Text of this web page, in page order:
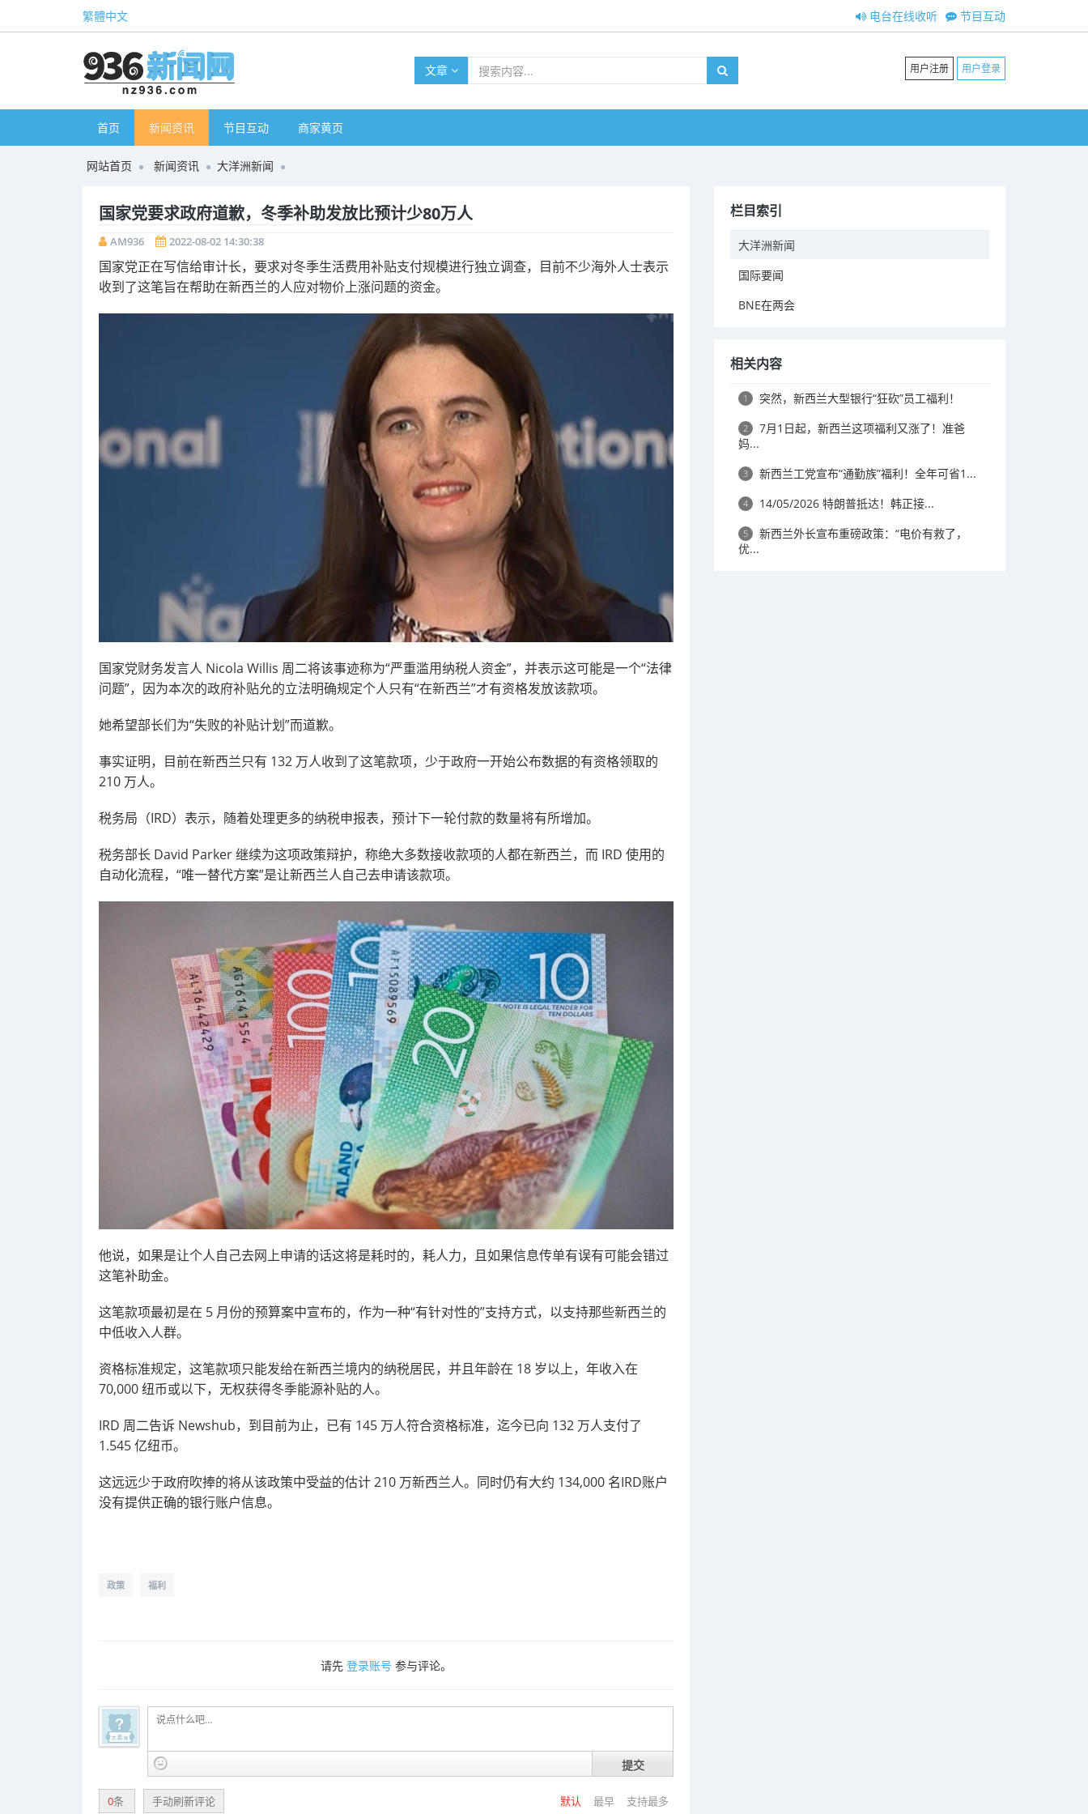
繁體中文 节目互动
电台在线收听
文章 用户注册 用户登录
首页 新闻资讯 节目互动 商家黄页
网站首页 新闻资讯 大洋洲新闻
国家党要求政府道歉，冬季补助发放比预计少80万人
AM936 2022-08-02 14:30:38
国家党正在写信给审计长，要求对冬季生活费用补贴支付规模进行独立调查，目前不少海外人士表示
收到了这笔旨在帮助在新西兰的人应对物价上涨问题的资金。
国家党财务发言人 Nicola Willis 周二将该事迹称为“严重滥用纳税人资金”，并表示这可能是一个“法律
问题”，因为本次的政府补贴允的立法明确规定个人只有“在新西兰”才有资格发放该款项。
她希望部长们为“失败的补贴计划”而道歉。
事实证明，目前在新西兰只有 132 万人收到了这笔款项，少于政府一开始公布数据的有资格领取的
210 万人。
税务局（IRD）表示，随着处理更多的纳税申报表，预计下一轮付款的数量将有所增加。
税务部长 David Parker 继续为这项政策辩护，称绝大多数接收款项的人都在新西兰，而 IRD 使用的
自动化流程，“唯一替代方案”是让新西兰人自己去申请该款项。
他说，如果是让个人自己去网上申请的话这将是耗时的，耗人力，且如果信息传单有误有可能会错过
这笔补助金。
这笔款项最初是在 5 月份的预算案中宣布的， 作为一种“有针对性的”支持方式，以支持那些新西兰的
中低收入人群。
资格标准规定，这笔款项只能发给在新西兰境内的纳税居民，并且年龄在 18 岁以上，年收入在
70,000 纽币或以下，无权获得冬季能源补贴的人。
IRD 周二告诉 Newshub，到目前为止，已有 145 万人符合资格标准，迄今已向 132 万人支付了
1.545 亿纽币。
这远远少于政府吹捧的将从该政策中受益的估计 210 万新西兰人。同时仍有大约 134,000 名IRD账户
没有提供正确的银行账户信息。
政策 福利
请先 登录账号 参与评论。
提交
默认 最早 支持最多
0条 手动刷新评论
栏目索引
大洋洲新闻
国际要闻
BNE在两会
相关内容
1 突然，新西兰大型银行“狂砍”员工福利！
2
7月1日起，新西兰这项福利又涨了！准爸
妈...
3 新西兰工党宣布“通勤族”福利！全年可省1...
4 14/05/2026 特朗普抵达！韩正接...
5
新西兰外长宣布重磅政策：“电价有救了，
优...